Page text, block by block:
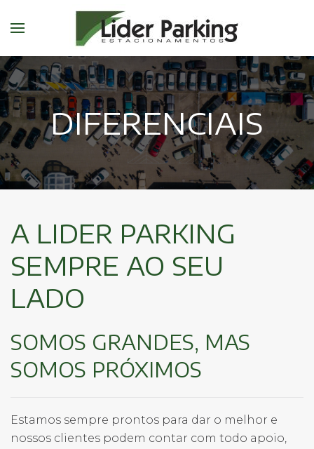
DIFERENCIAIS
A LIDER PARKING
SEMPRE AO SEU
LADO
SOMOS GRANDES, MAS
SOMOS PRÓXIMOS
Estamos sempre prontos para dar o melhor e
nossos clientes podem contar com todo apoio,